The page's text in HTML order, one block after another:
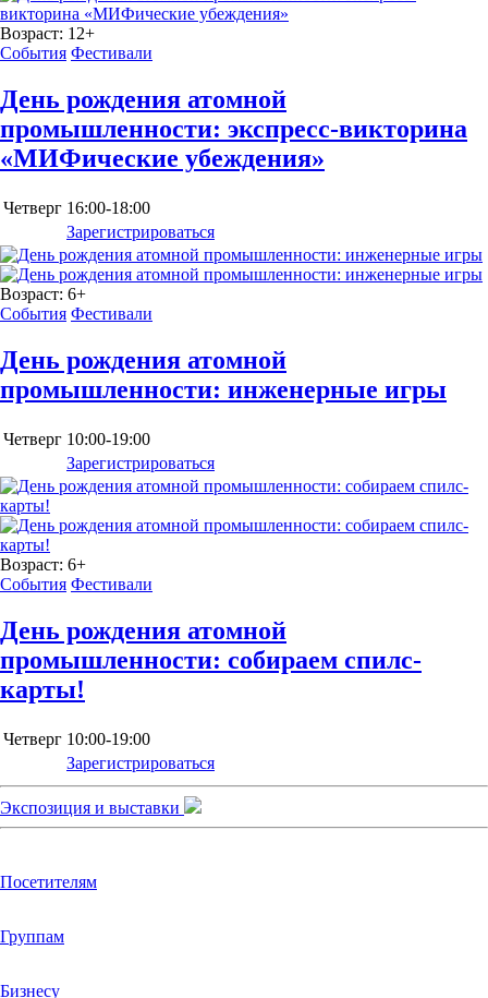
Возраст: 12+
События Фестивали
День рождения атомной
промышленности: экспресс-викторина
«МИФические убеждения»
Четверг 16:00-18:00
Зарегистрироваться
Возраст: 6+
События Фестивали
День рождения атомной
промышленности: инженерные игры
Четверг 10:00-19:00
Зарегистрироваться
Возраст: 6+
События Фестивали
День рождения атомной
промышленности: собираем спилс-
карты!
Четверг 10:00-19:00
Зарегистрироваться
Экспозиция и выставки
Посетителям
Группам
Бизнесу